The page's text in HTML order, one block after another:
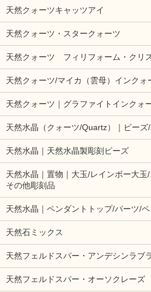
天然クォーツキャッツアイ
天然クォーツ・スタークォーツ
天然クォーツ フィリフォーム・クリ
天然クォーツ/マイカ（雲母）インクォ
天然クォーツ｜グラファイトインクォ
天然水晶（クォーツ/Quartz）｜ビーズ
天然水晶｜天然水晶製彫刻ビーズ
天然水晶｜置物｜大玉/レインボー大
その他彫刻品
天然水晶｜ペンダントトップ/パーツ/
天然石ミックス
天然フェルドスパー・アンデシンラブ
天然フェルドスパー・オーソクレーズ